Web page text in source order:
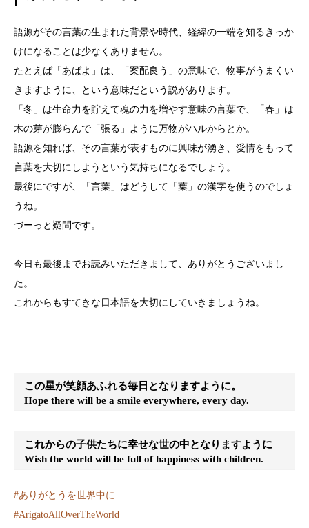
語源がその言葉の生まれた背景や時代、経緯の一端を知るきっか
けになることは少なくありません。
たとえば「あばよ」は、「案配良う」の意味で、物事がうまくい
きますように、という意味だという説があります。
「冬」は生命力を貯えて魂の力を増やす意味の言葉で、「春」は
木の芽が膨らんで「張る」ように万物がハルからとか。
語源を知れば、その言葉が表すものに興味が湧き、愛情をもって
言葉を大切にしようという気持ちになるでしょう。
最後にですが、「言葉」はどうして「葉」の漢字を使うのでしょ
うね。
づーっと疑問です。
今日も最後までお読みいただきまして、ありがとうございまし
た。
これからもすてきな日本語を大切にしていきましょうね。
この星が笑顔あふれる毎日となりますように。
Hope there will be a smile everywhere, every day.
これからの子供たちに幸せな世の中となりますように
Wish the world will be full of happiness with children.
#ありがとうを世界中に
#ArigatoAllOverTheWorld